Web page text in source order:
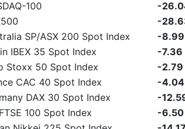
100
-
-
SP/ASX 200 Spot Index
-8.99
IBEX 35 Spot Index
-7.36
Stoxx 50 Spot Index
-2.79
CAC 40 Spot Index
-4.04
DAX 30 Spot Index
-
100 Spot Index
-6.50